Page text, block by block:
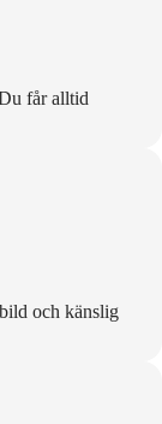
får alltid
och känslig